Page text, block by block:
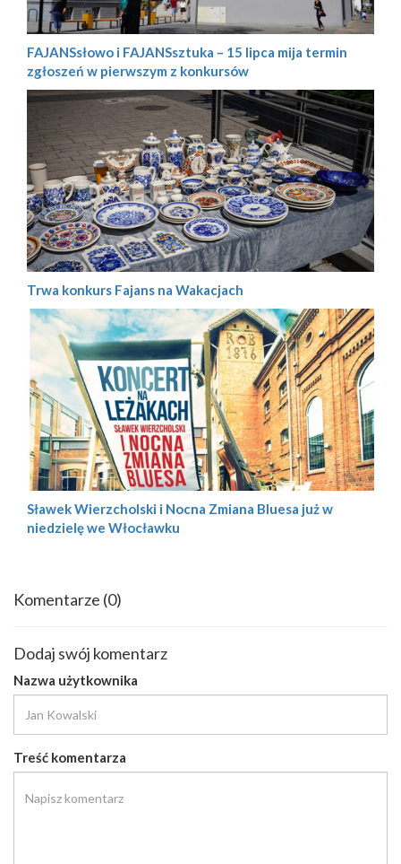
FAJANSsłowo i FAJANSsztuka – 15 lipca mija termin
zgłoszeń w pierwszym z konkursów
Trwa konkurs Fajans na Wakacjach
Sławek Wierzcholski i Nocna Zmiana Bluesa już w
niedzielę we Włocławku
Komentarze (0)
Dodaj swój komentarz
Nazwa użytkownika
Treść komentarza